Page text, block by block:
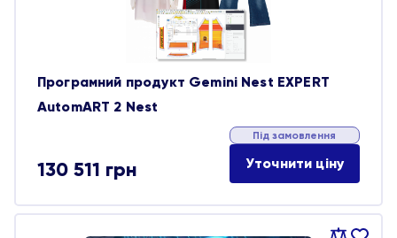
Програмний продукт Gemini Nest EXPERT
AutomART 2 Nest
130 511 грн
Під замовлення
Уточнити ціну